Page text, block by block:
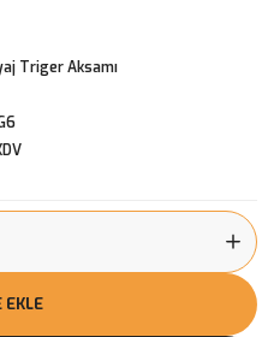
Triger Aksamı
EKLE